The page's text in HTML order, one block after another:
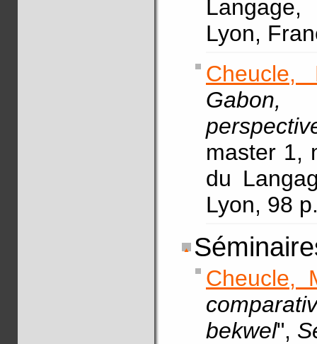
Lyon,
Cheucle,
Gabon,
master 1,
du
Lyon, 98
Cheucle,
bekwel",